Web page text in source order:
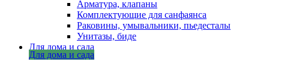
Арматура, клапаны
Комплектующие для санфаянса
Раковины, умывальники, пьедесталы
Унитазы, биде
Для дома и сада
Для дома и сада